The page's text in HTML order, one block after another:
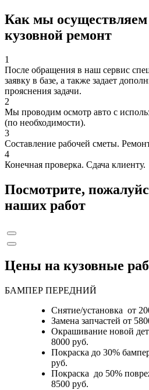
Как мы осуществляем
кузовной ремонт
1
После обращения в наш сервис
заявку в базе, а также задает
прояснения задачи.
2
Мы проводим осмотр авто с
(по необходимости).
3
Составление рабочей сметы.
4
Конечная проверка. Сдача клиенту.
Посмотрите,
наших работ
Цены на кузовные
БАМПЕР ПЕРЕДНИЙ
Снятие/установка от
Замена запчастей от
Окрашивание новой
8000 руб.
Покраска до 30%
руб.
Покраска до 50%
8500 руб.